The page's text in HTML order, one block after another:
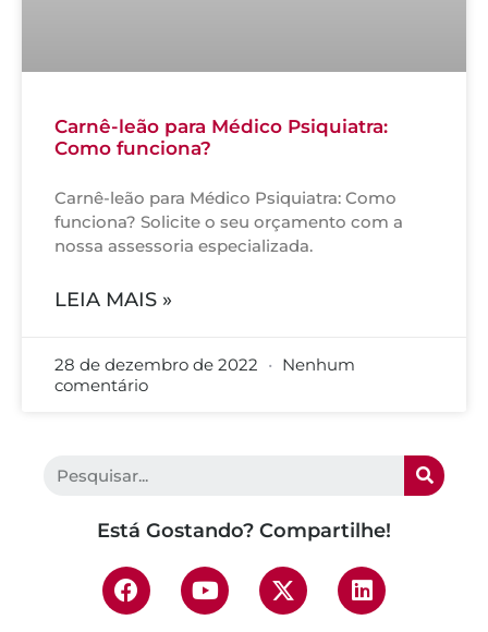
Carnê-leão para Médico Psiquiatra:
Como funciona?
Carnê-leão para Médico Psiquiatra: Como
funciona? Solicite o seu orçamento com a
nossa assessoria especializada.
LEIA MAIS »
28 de dezembro de 2022
Nenhum
comentário
Está Gostando? Compartilhe!